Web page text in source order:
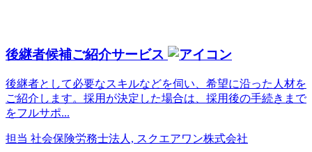
後継者候補ご紹介サービス
後継者として必要なスキルなどを伺い、希望に沿った人材を
ご紹介します。採用が決定した場合は、採用後の手続きまで
をフルサポ...
担当 社会保険労務士法人, スクエアワン株式会社